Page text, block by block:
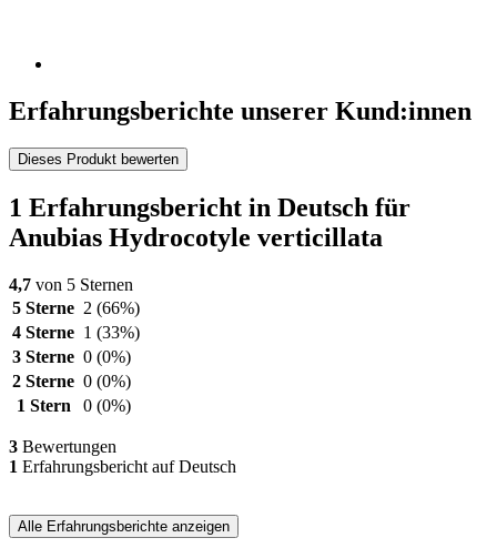
Erfahrungsberichte unserer Kund:innen
Dieses Produkt bewerten
1 Erfahrungsbericht in Deutsch für
Anubias Hydrocotyle verticillata
4,7 von 5 Sternen
5 Sterne 2 (66%)
4 Sterne 1 (33%)
3 Sterne 0 (0%)
2 Sterne 0 (0%)
1 Stern
0 (0%)
3 Bewertungen
1 Erfahrungsbericht auf Deutsch
Alle Erfahrungsberichte anzeigen